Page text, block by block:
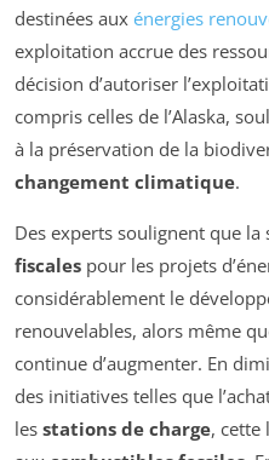
destinées aux énergies
exploitation accrue des
décision d’autoriser
compris celles de l’Alaska,
à la préservation de la
changement climatique.
Des experts soulignent que la
fiscales pour les projets
considérablement le
renouvelables, alors même
continue d’augmenter. En
des initiatives telles que
les stations de charge, cette